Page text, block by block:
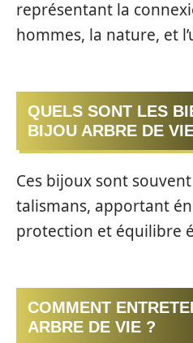
représentant la
hommes, la nature, et
QUELS SONT LES
BIJOU ARBRE DE
Ces bijoux sont
talismans, apportant
protection et équilibre
COMMENT
ARBRE DE VIE ?